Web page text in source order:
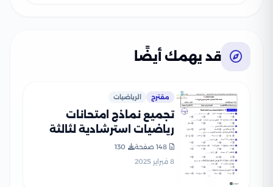
قد يهمك أيضًا
مقترح الرياضيات
تجميع نماذج امتحانات
رياضيات استرشادية لثالثة
إعدادي الترم الأول PDF
148 صفحة
130
8 فبراير 2025